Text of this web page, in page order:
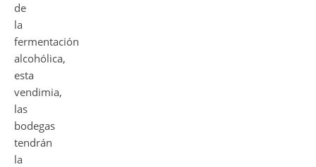
de
la
fermentación
alcohólica,
esta
vendimia,
las
bodegas
tendrán
la